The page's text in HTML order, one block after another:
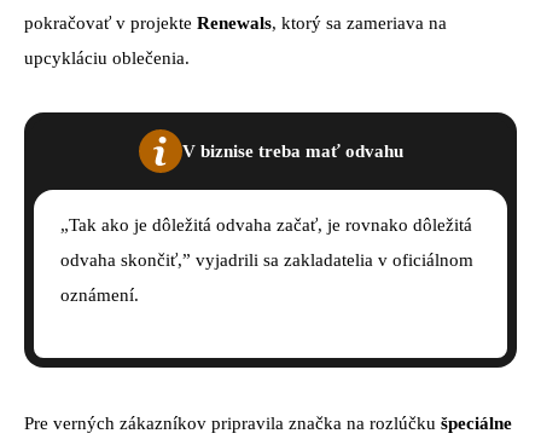
pokračovať v projekte Renewals, ktorý sa zameriava na
upcykláciu oblečenia.
V biznise treba mať odvahu
„Tak ako je dôležitá odvaha začať, je rovnako dôležitá
odvaha skončiť,” vyjadrili sa zakladatelia v oficiálnom
oznámení.
Pre verných zákazníkov pripravila značka na rozlúčku špeciálne